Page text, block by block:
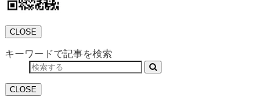
CLOSE
キーワードで記事を検索
CLOSE